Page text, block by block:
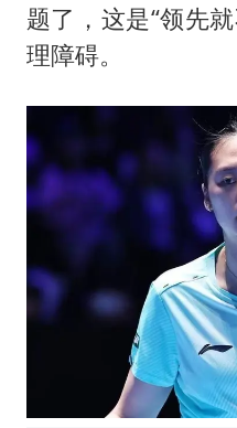
题了，这是“领先
理障碍。